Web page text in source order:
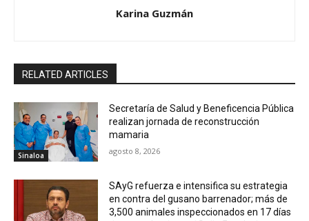
Karina Guzmán
RELATED ARTICLES
Sinaloa
Secretaría de Salud y Beneficencia Pública
realizan jornada de reconstrucción
mamaria
agosto 8, 2026
SAyG refuerza e intensifica su estrategia
en contra del gusano barrenador; más de
3,500 animales inspeccionados en 17 días